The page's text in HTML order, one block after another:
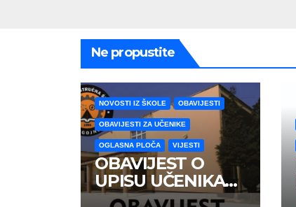
Ne propustite
NOVOSTI IZ ŠKOLE OBAVIJESTI
OBAVIJESTI ZA UČENIKE
OGLASNA PLOČA VIJESTI
OBAVIJEST O
UPISU UČENIKA
PRVIH RAZREDA